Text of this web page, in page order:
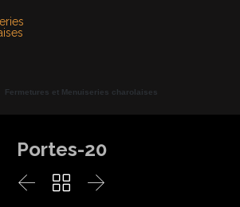
Fermetures et Menuiseries charolaises
Portes-20
  